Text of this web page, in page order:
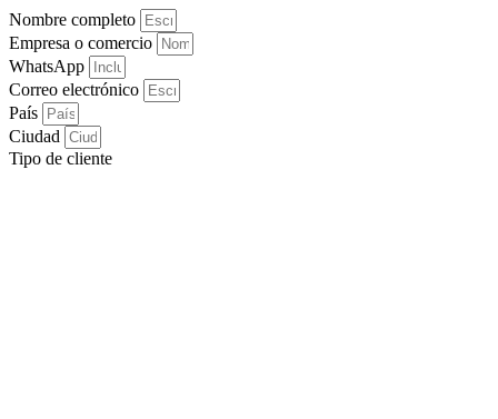
Nombre completo
Empresa o comercio
WhatsApp
Correo electrónico
País
Ciudad
Tipo de cliente